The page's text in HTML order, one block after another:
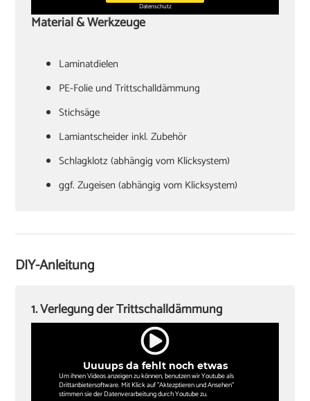
Datenschutz
Material & Werkzeuge
Laminatdielen
PE-Folie und Trittschalldämmung
Stichsäge
Lamiantscheider inkl. Zubehör
Schlagklotz (abhängig vom Klicksystem)
ggf. Zugeisen (abhängig vom Klicksystem)
Cuttermesser
Zollstock
DIY-Anleitung
Uuuups da fehlt noch etwas
Um ihnen Videos anzeigen zu können, benutzen wir Youtube als
Drittanbietersoftware. Mit Klick auf "Aktezptieren und Ansehen"
stimmen sie der Datenverarbeitung durch Youtube zu.
1. Verlegung der Trittschalldämmung